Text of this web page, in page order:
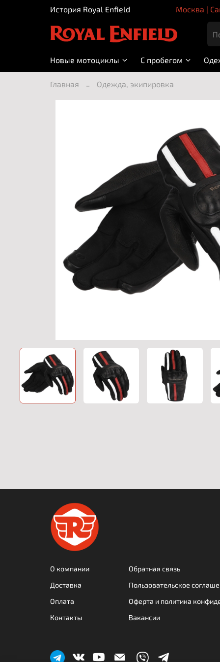
История Royal Enfield Москва |
Новые мотоциклы С пробегом
Главная Одежда, экипировка
О компании
Доставка
Оплата
Контакты
Обратная связь
Пользовательское
Оферта и политика
Вакансии